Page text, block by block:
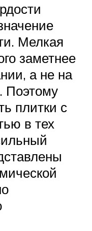
Мелкая
заметнее
а не на
Поэтому
плитки с
в тех